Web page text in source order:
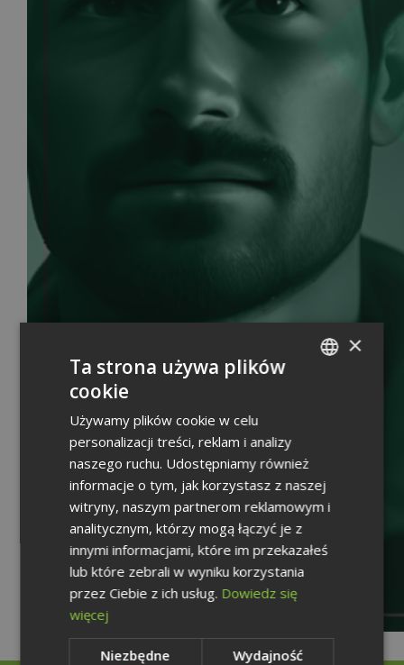
×
Ta strona używa plików
cookie
Używamy plików cookie w celu
personalizacji treści, reklam i analizy
naszego ruchu. Udostępniamy również
informacje o tym, jak korzystasz z naszej
witryny, naszym partnerom reklamowym i
analitycznym, którzy mogą łączyć je z
innymi informacjami, które im przekazałeś
lub które zebrali w wyniku korzystania
przez Ciebie z ich usług. Dowiedz się
więcej
Niezbędne Wydajność